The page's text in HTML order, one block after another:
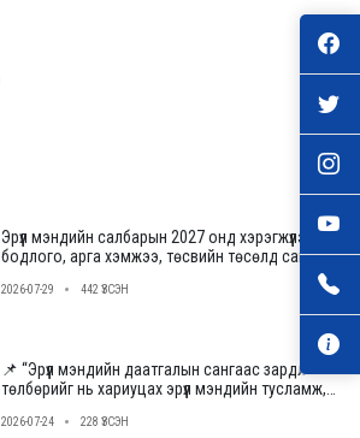
Эрүүл мэндийн салбарын 2027 онд хэрэгжүүлэх
бодлого, арга хэмжээ, төсвийн төсөлд саналаа
2026-07-29 442 ҮЗСЭН
📌 “Эрүүл мэндийн даатгалын сангаас зардлын
төлбөрийг нь хариуцах эрүүл мэндийн тусламж,
шалгаруулах журам”-ын төслийн ээлжит
2026-07-24 228 ҮЗСЭН